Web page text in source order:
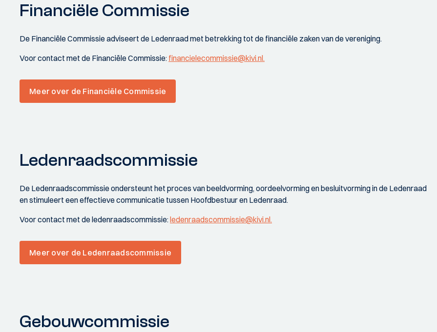
Financiële Commissie
De Financiële Commissie adviseert de Ledenraad met betrekking tot de financiële zaken van de vereniging.
Voor contact met de Financiële Commissie: financielecommissie@kivi.nl.
Meer over de Financiële Commissie
Ledenraadscommissie
De Ledenraadscommissie ondersteunt het proces van beeldvorming, oordeelvorming en besluitvorming in de Ledenraad
en stimuleert een effectieve communicatie tussen Hoofdbestuur en Ledenraad.
Voor contact met de ledenraadscommissie:ledenraadscommissie@kivi.nl.
Meer over de Ledenraadscommissie
Gebouwcommissie